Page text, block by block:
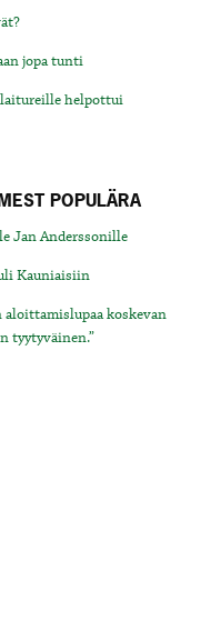
jopa tunti
helpottui
POPULÄRA
Jan Anderssonille
Kauniaisiin
koskevan
tyytyväinen.”